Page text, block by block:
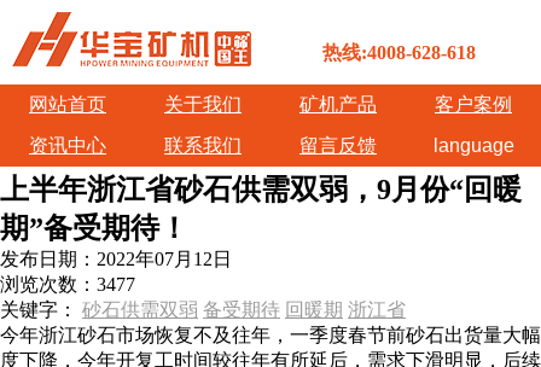
热线:4008-628-618
网站首页 关于我们 矿机产品
客户案例
资讯中心
联系我们 留言反馈 language
上半年浙江省砂石供需双弱，9月份“回暖
期”备受期待！
发布日期： 2022年07月12日
浏览次数： 3477
关键字： 砂石供需双弱 备受期待 回暖期 浙江省
今年浙江砂石市场恢复不及往年，一季度春节前砂石出货量大幅
度下降，今年开复工时间较往年有所延后，需求下滑明显，后续